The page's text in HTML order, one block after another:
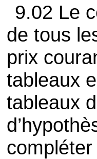
9.02 Le
de tous
prix
tableaux
tableaux